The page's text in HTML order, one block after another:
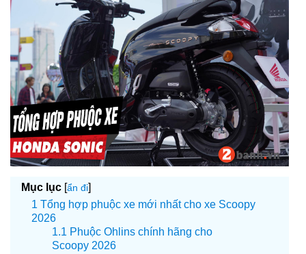
Mục lục [ẩn đi]
Tổng hợp phuộc xe mới nhất cho xe Scoopy
2026
Phuộc Ohlins chính hãng cho
Scoopy 2026